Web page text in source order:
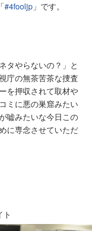
#4fooljp 」です。
タやらないの？」と
庁の無茶苦茶な捜査
を押収されて取材や
ミに悪の巣窟みたい
嘘みたいな今日この
に専念させていただ